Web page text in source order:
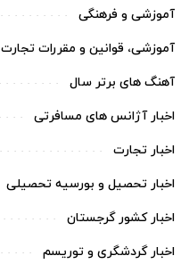
آموزشی و فرهنگی
آموزشی، قوانین و مقررات تجارت
آهنگ های برتر سال
اخبار آژانس های مسافرتی
اخبار تجارت
اخبار تحصیل و بورسیه تحصیلی
اخبار کشور گرجستان
اخبار گردشگری و توریسم